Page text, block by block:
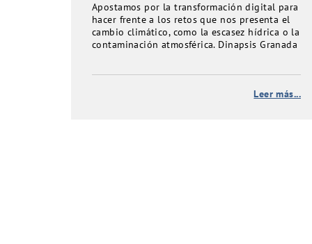
Apostamos por la transformación digital para
hacer frente a los retos que nos presenta el
cambio climático, como la escasez hídrica o la
contaminación atmosférica. Dinapsis Granada
Leer más...